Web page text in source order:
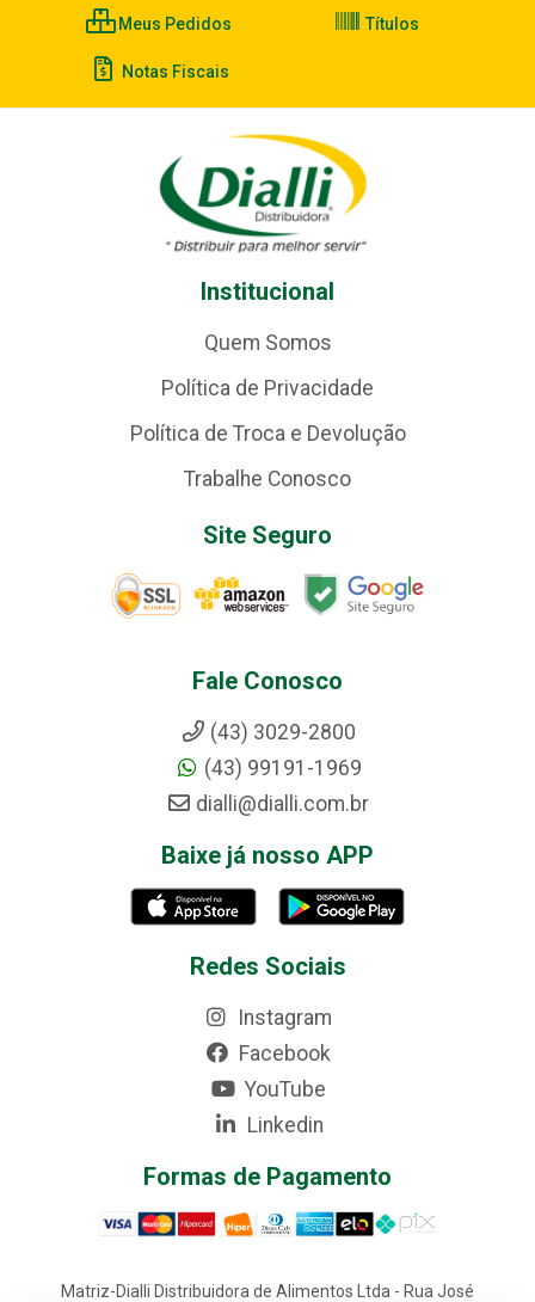
Meus Pedidos Títulos
Notas Fiscais
Institucional
Quem Somos
Política de Privacidade
Política de Troca e Devolução
Trabalhe Conosco
Site Seguro
Fale Conosco
(43) 3029-2800
(43) 99191-1969
dialli@dialli.com.br
Baixe já nosso APP
Redes Sociais
Instagram
Facebook
YouTube
Linkedin
Formas de Pagamento
Matriz-Dialli Distribuidora de Alimentos Ltda - Rua José